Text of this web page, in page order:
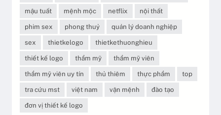
mậu tuất
mệnh mộc netflix
nội thất
phim sex
phong thuỷ
quản lý doanh nghiệp
sex
thietkelogo
thietkethuonghieu
thiết kế logo
thẩm mỹ
thẩm mỹ viên
thẩm mỹ viên uy tín
thủ thiêm thực phẩm
top
tra cứu mst
việt nam vận mệnh
đào tạo
đơn vị thiết kế logo